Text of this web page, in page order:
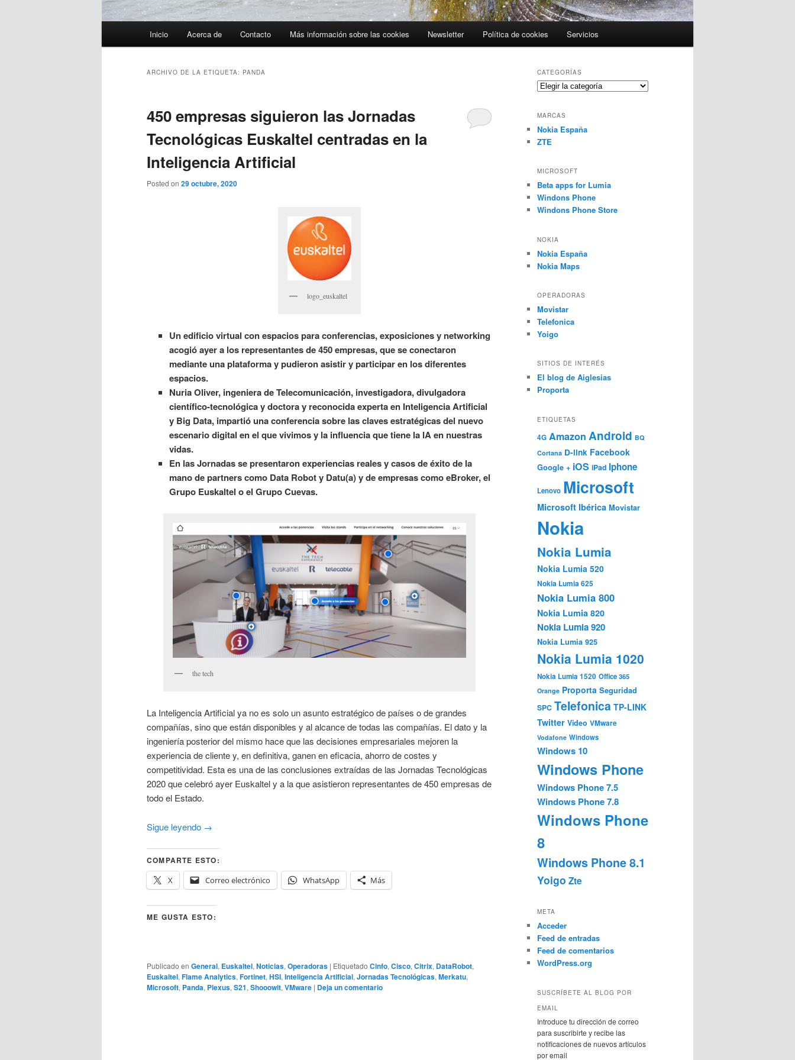
Inicio Acerca de Contacto Más información sobre las cookies Newsletter Política de cookies Servicios
ARCHIVO DE LA ETIQUETA: PANDA
450 empresas siguieron las Jornadas
Tecnológicas Euskaltel centradas en la
Inteligencia Artificial
Posted on 29 octubre, 2020
logo_euskaltel
Un edificio virtual con espacios para conferencias, exposiciones y networking
acogió ayer a los representantes de 450 empresas, que se conectaron
mediante una plataforma y pudieron asistir y participar en los diferentes
espacios.
Nuria Oliver, ingeniera de Telecomunicación, investigadora, divulgadora
científico-tecnológica y doctora y reconocida experta en Inteligencia Artificial
y Big Data, impartió una conferencia sobre las claves estratégicas del nuevo
escenario digital en el que vivimos y la influencia que tiene la IA en nuestras
vidas.
En las Jornadas se presentaron experiencias reales y casos de éxito de la
mano de partners como Data Robot y Datu(a) y de empresas como eBroker, el
Grupo Euskaltel o el Grupo Cuevas.
the tech
La Inteligencia Artificial ya no es solo un asunto estratégico de países o de grandes
compañías, sino que están disponibles y al alcance de todas las compañías. El dato y la
ingeniería posterior del mismo hace que las decisiones empresariales mejoren la
experiencia de cliente y, en definitiva, ganen en eficacia, ahorro de costes y
competitividad. Esta es una de las conclusiones extraídas de las Jornadas Tecnológicas
2020 que celebró ayer Euskaltel y a la que asistieron representantes de 450 empresas de
todo el Estado.
Sigue leyendo →
COMPARTE ESTO:
X
Correo electrónico WhatsApp Más
ME GUSTA ESTO:
Publicado en General, Euskaltel, Noticias, Operadoras | Etiquetado Cinfo, Cisco, Citrix, DataRobot,
Euskaltel, Flame Analytics, Fortinet, HSI, Inteligencia Artificial, Jornadas Tecnológicas, Merkatu,
Microsoft, Panda, Plexus, S21, Shooowit, VMware | Deja un comentario
CATEGORÍAS
Categorías
MARCAS
Nokia España
ZTE
MICROSOFT
Beta apps for Lumia
Windons Phone
Windons Phone Store
NOKIA
Nokia España
Nokia Maps
OPERADORAS
Movistar
Telefonica
Yoigo
SITIOS DE INTERÉS
El blog de Aiglesias
Proporta
ETIQUETAS
4G Amazon Android BQ
Cortana D-link Facebook
Google + iOS iPad Iphone
Lenovo Microsoft
Microsoft Ibérica Movistar
Nokia
Nokia Lumia
Nokia Lumia 520
Nokia Lumia 625
Nokia Lumia 800
Nokia Lumia 820
Nokia Lumia 920
Nokia Lumia 925
Nokia Lumia 1020
Nokia Lumia 1520 Office 365
Orange Proporta Seguridad
SPC Telefonica TP-LINK
Twitter Video VMware
Vodafone Windows
Windows 10
Windows Phone
Windows Phone 7.5
Windows Phone 7.8
Windows Phone
8
Windows Phone 8.1
Yoigo Zte
META
Acceder
Feed de entradas
Feed de comentarios
WordPress.org
SUSCRÍBETE AL BLOG POR
EMAIL
Introduce tu dirección de correo
para suscribirte y recibe las
notificaciones de nuevos artículos
por email